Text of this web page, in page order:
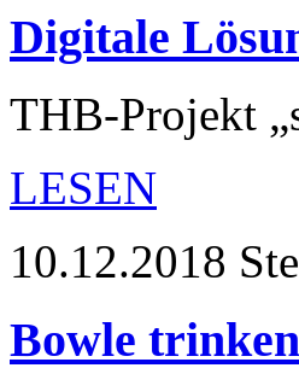
Digitale
THB-Projekt
LESEN
10.12.2018
Bowle